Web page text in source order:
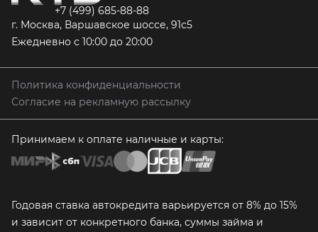
+7 (499) 685-88-88
г. Москва, Варшавское шоссе, 91с5
Ежедневно с 10:00 до 20:00
Политика конфиденциальности
Согласие на рекламную рассылку
Принимаем к оплате наличные и карты:
Годовая ставка автокредита варьируется от 8% до 15%
и зависит от конкретного банка, суммы займа и